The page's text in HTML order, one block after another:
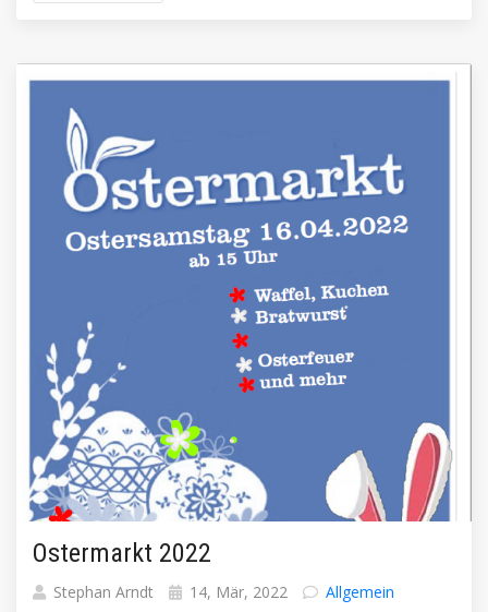
Ostermarkt 2022
Stephan Arndt 14, Mär, 2022 Allgemein